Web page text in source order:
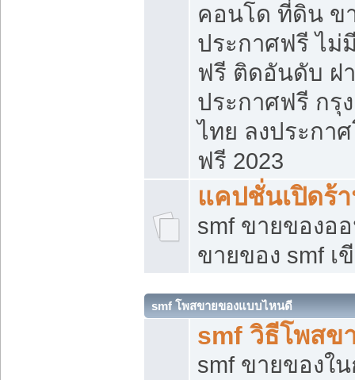
คอนโด ที่ดิน ข
ประกาศฟรี ไม่
ฟรี ติดอันดับ ฝ
ประกาศฟรี กรุ
ไทย ลงประกา
ฟรี 2023
แคปชั่นเปิดร้
smf ขายของอ
ขายของ smf เ
smf โพสขายของแบบไหนดี
smf วิธีโพสข
smf ขายของใ